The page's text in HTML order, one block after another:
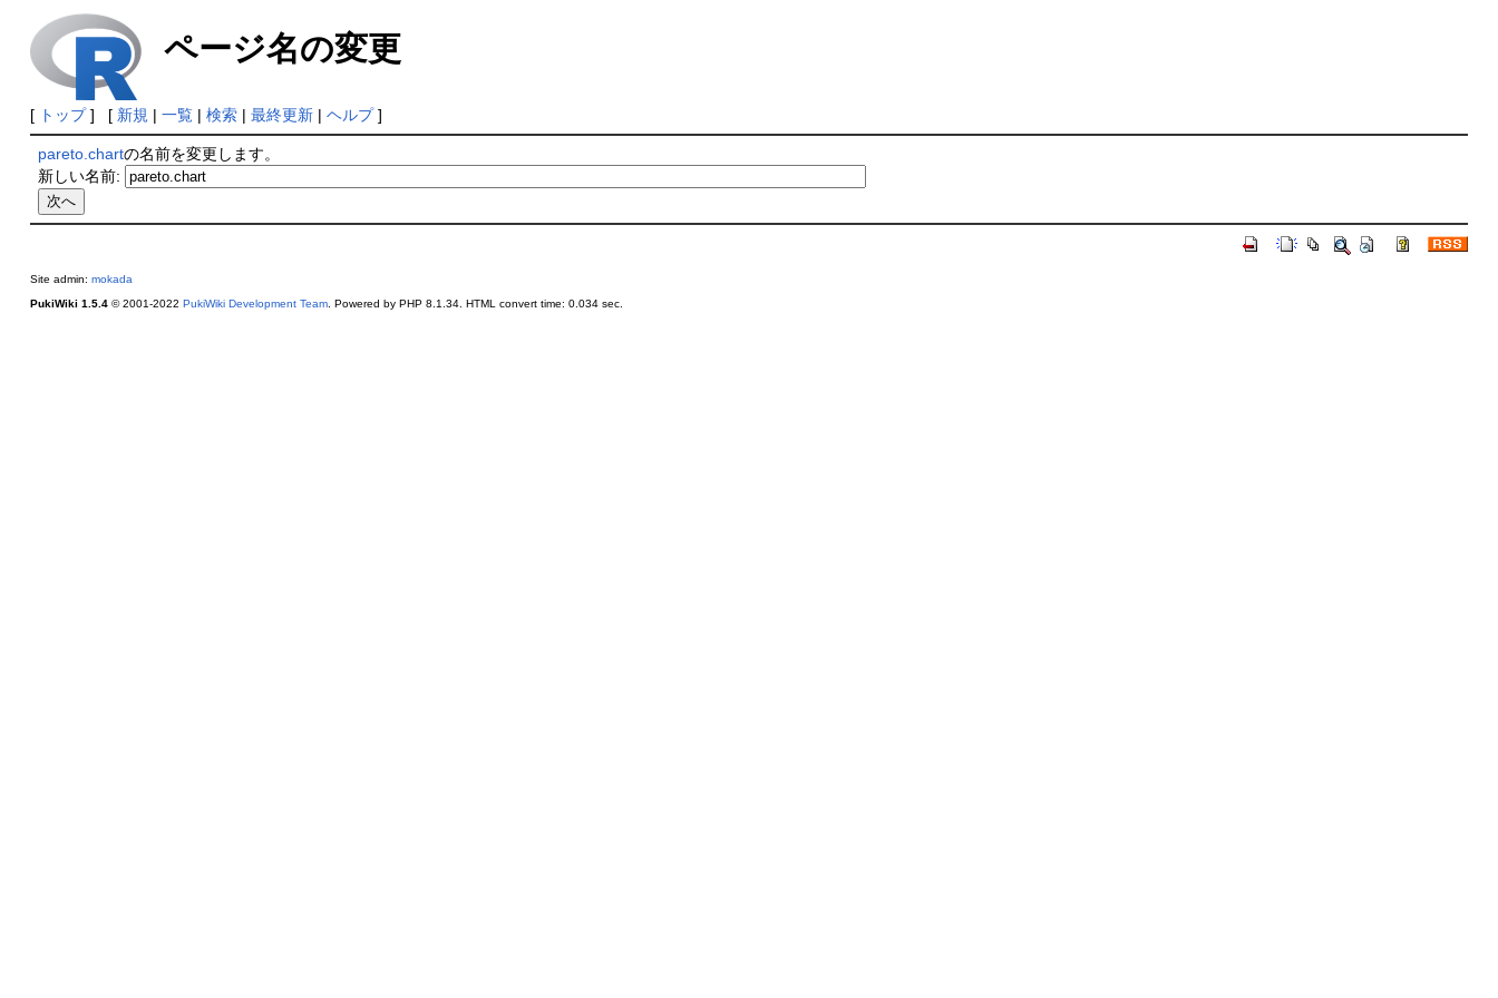
ページ名の変更
[ トップ] [ 新規 | 一覧| 検索| 最終更新| ヘルプ]
pareto.chartの名前を変更します。
新しい名前:
Site admin: mokada
PukiWiki 1.5.4© 2001-2022 PukiWiki Development Team. Powered by PHP 8.1.34. HTML convert time: 0.034 sec.